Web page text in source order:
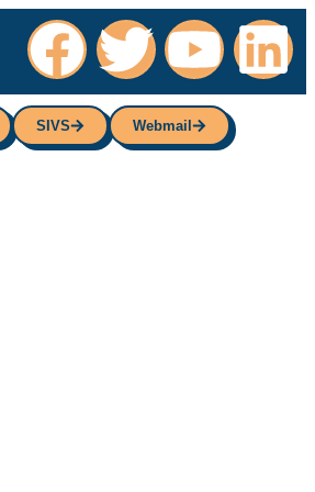
SIVS Webmail
SIVS Webmail